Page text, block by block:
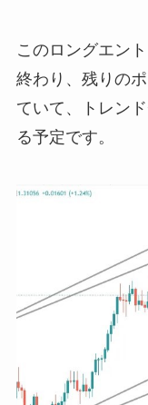
このロングエン
終わり、残りの
ていて、トレン
る予定です。